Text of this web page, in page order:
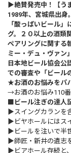
▶絶賛発売中！【 う
1989年、宮城県出身
「酸っぱいビール
グ。２０以上の酒類
ペアリングに関する
ミー・デュ・ヴァン
日本地ビール協会公
での審査や「ビール
★お酒のお悩みをパ
→お酒のお悩み110
■ビール注ぎの達人
▶スイングカランを
▶ ビヤホールにはス
▶ ビールを注いで半
▶師匠・新井の遺志
▶ ビアホール存続と